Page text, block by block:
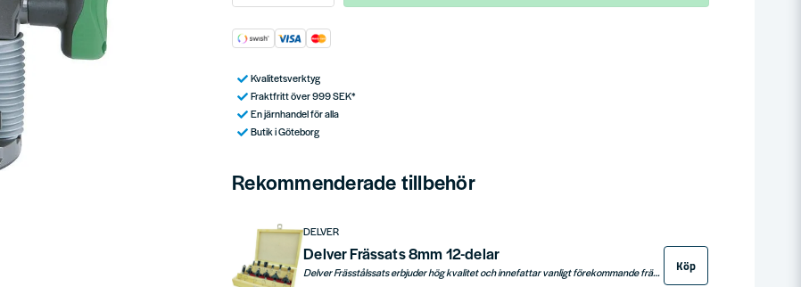
Kvalitetsverktyg
Fraktfritt över 999 SEK*
En järnhandel för alla
Butik i Göteborg
Rekommenderade tillbehör
DELVER
Delver Frässats 8mm 12-delar
Delver Frässtålssats erbjuder hög kvalitet och innefattar vanligt förekommande frässtål. Med 8mm skaft passar dessa stål alla fräsar med 8mm spännhylsor. Satsen kommer i en robust, slagtålig trälåda och är idealisk för både yrkesverksamma och gör-det-självare, med 12 blandade frässtål för olika arbetsbehov. Köp